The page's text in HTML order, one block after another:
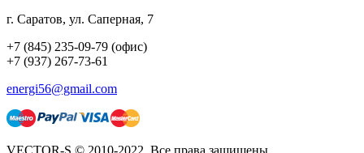
г. Саратов, ул. Саперная, 7
+7 (845) 235-09-79 (офис)
+7 (937) 267-73-61
energi56@gmail.com
VECTOR-S © 2010-2022. Все права защищены